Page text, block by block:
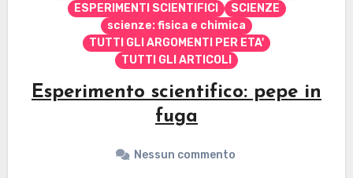
ESPERIMENTI SCIENTIFICI
SCIENZE
scienze: fisica e chimica
TUTTI GLI ARGOMENTI PER ETA'
TUTTI GLI ARTICOLI
Esperimento scientifico: pepe in
fuga
Nessun commento